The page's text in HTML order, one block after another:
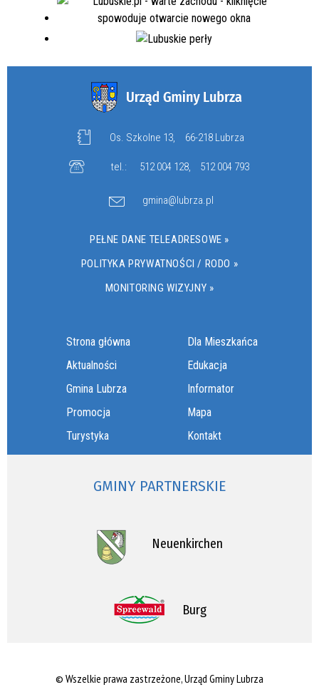
Os. Szkolne 13, 66-218 Lubrza
tel.: 512 004 128, 512 004 793
gmina@lubrza.pl
PEŁNE DANE TELEADRESOWE »
POLITYKA PRYWATNOŚCI / RODO »
MONITORING WIZYJNY »
Strona główna
Aktualności
Gmina Lubrza
Promocja
Turystyka
Dla Mieszkańca
Edukacja
Informator
Mapa
Kontakt
GMINY PARTNERSKIE
Neuenkirchen
Burg
© Wszelkie prawa zastrzeżone, Urząd Gminy Lubrza